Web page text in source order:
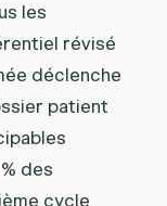
les
révisé
déclenche
patient
des
cycle